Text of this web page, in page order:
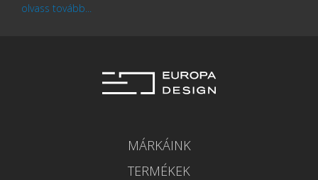
olvass tovább...
MÁRKÁINK
TERMÉKEK